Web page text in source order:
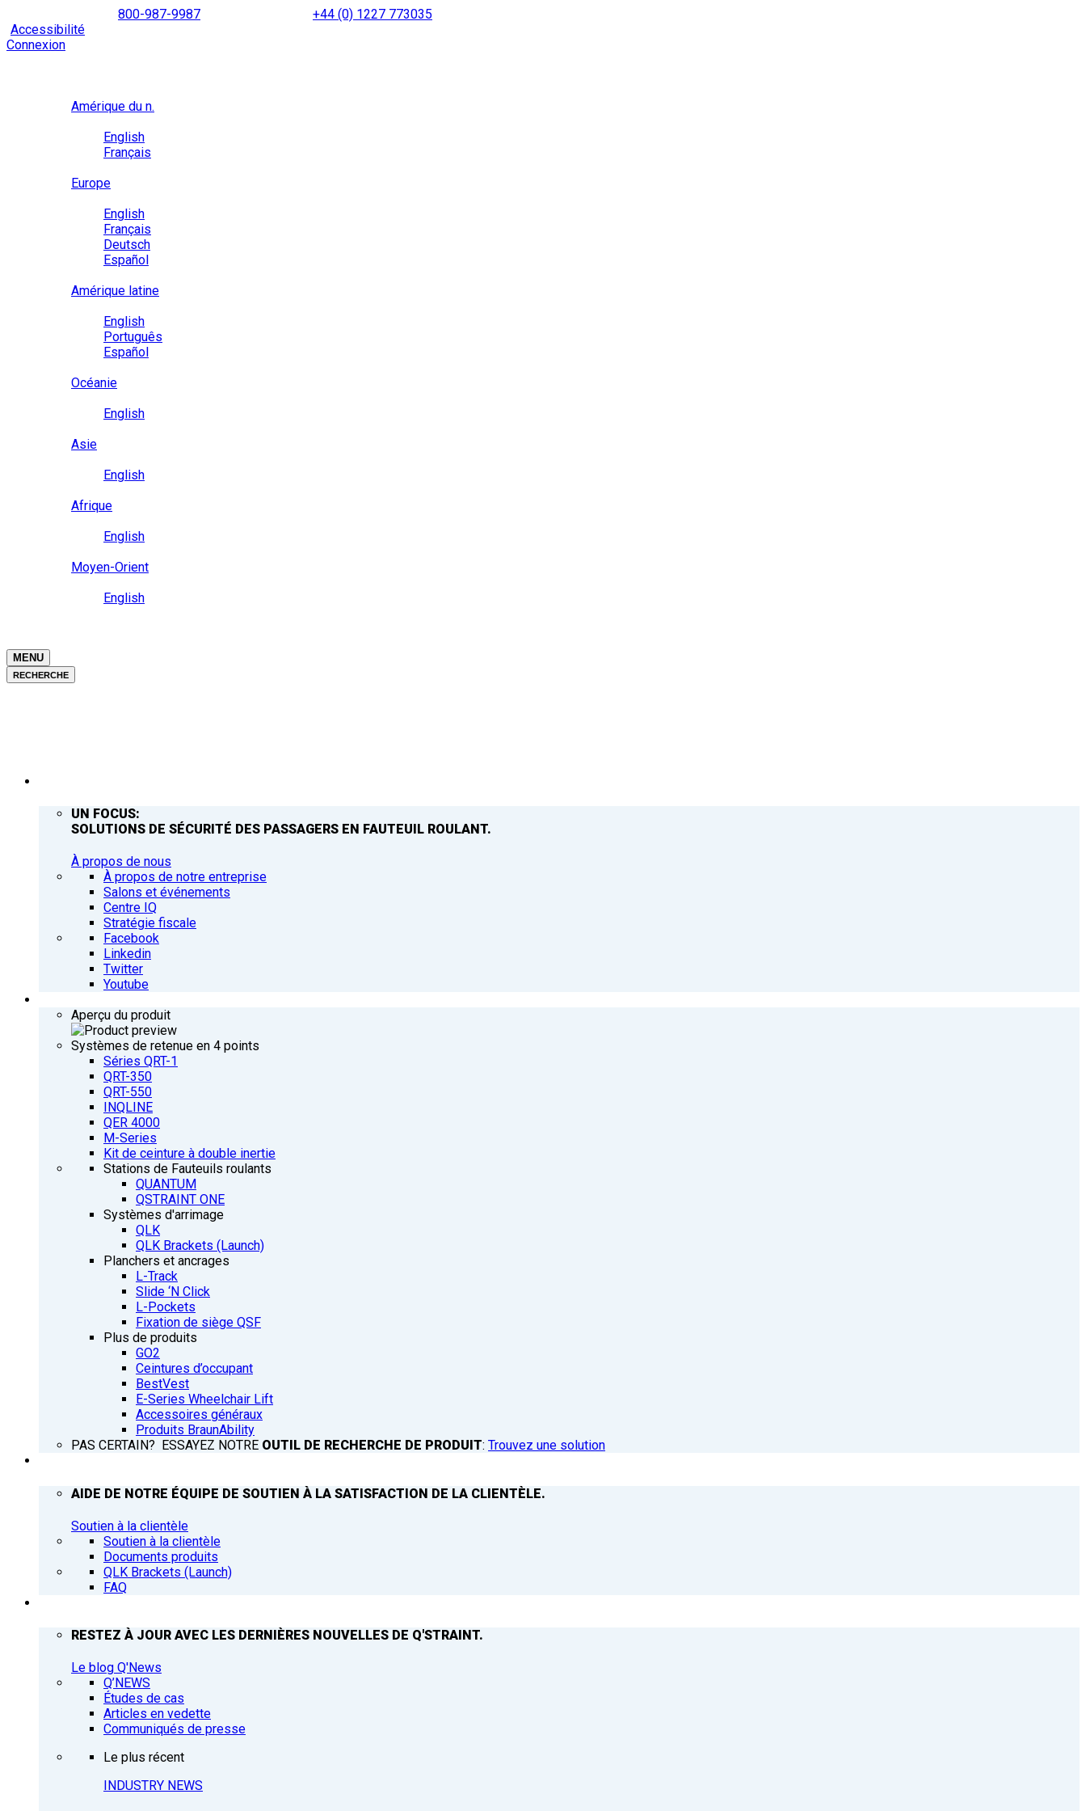
to
content
800-987-9987
+44 (0) 1227 773035
Accessibilité
Connexion
Amérique du n.
English
Français
Europe
English
Français
Deutsch
Español
Amérique latine
English
Português
Español
Océanie
English
Asie
English
Afrique
English
Moyen-Orient
English
MENU
RECHERCHE
UN FOCUS:
SOLUTIONS DE SÉCURITÉ DES PASSAGERS EN FAUTEUIL ROULANT.
À propos de nous
À propos de notre entreprise
Salons et événements
Centre IQ
Stratégie fiscale
Facebook
Linkedin
Twitter
Youtube
Aperçu du produit
Systèmes de retenue en 4 points
Séries QRT-1
QRT-350
QRT-550
INQLINE
QER 4000
M-Series
Kit de ceinture à double inertie
Stations de Fauteuils roulants
QUANTUM
QSTRAINT ONE
Systèmes d'arrimage
QLK
QLK Brackets (Launch)
Planchers et ancrages
L-Track
Slide ‘N Click
L-Pockets
Fixation de siège QSF
Plus de produits
GO2
Ceintures d’occupant
BestVest
E-Series Wheelchair Lift
Accessoires généraux
Produits BraunAbility
PAS CERTAIN? ESSAYEZ NOTRE OUTIL DE RECHERCHE DE PRODUIT: Trouvez une solution
AIDE DE NOTRE ÉQUIPE DE SOUTIEN À LA SATISFACTION DE LA CLIENTÈLE.
Soutien à la clientèle
Soutien à la clientèle
Documents produits
QLK Brackets (Launch)
FAQ
RESTEZ À JOUR AVEC LES DERNIÈRES NOUVELLES DE Q'STRAINT.
Le blog Q'News
Q’NEWS
Études de cas
Articles en vedette
Communiqués de presse
Le plus récent
INDUSTRY NEWS